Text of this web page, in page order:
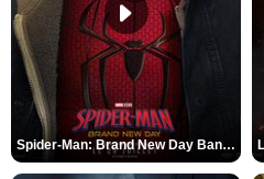
Spider-Man: Brand New Day Bande-annonce VO STFR